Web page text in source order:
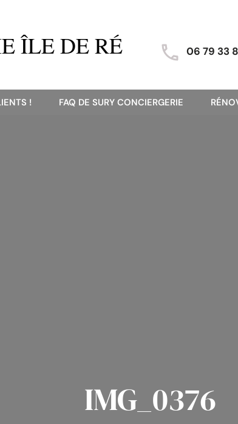
ÎLE DE RÉ 06 79 33
! FAQ DE SURY CONCIERGERIE
IMG_0376